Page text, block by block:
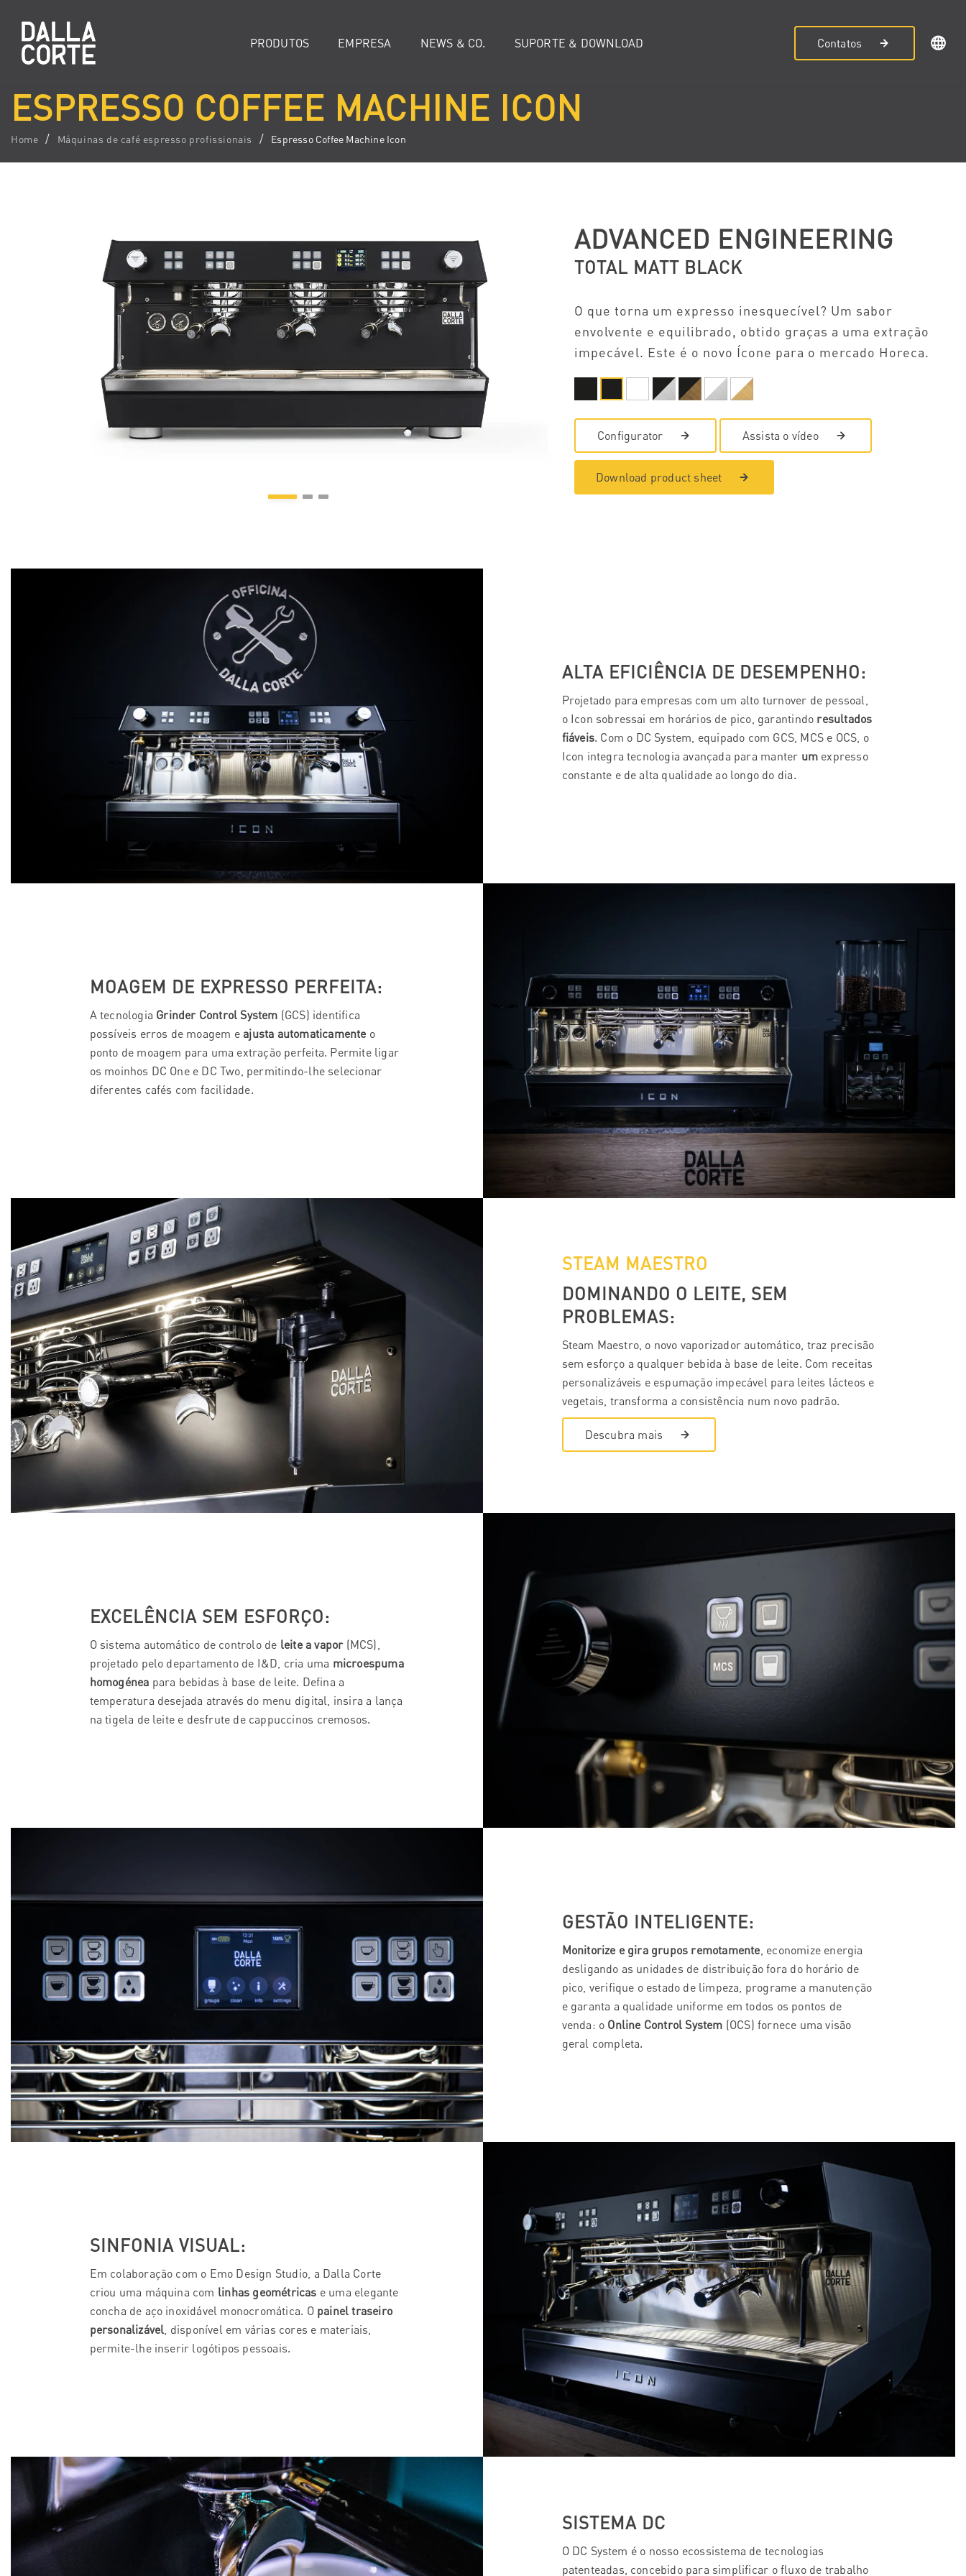
PRODUTOS EMPRESA NEWS & CO. SUPORTE & DOWNLOAD Contatos
ESPRESSO COFFEE MACHINE ICON
Home Máquinas de café espresso profissionais Espresso Coffee Machine Icon
ADVANCED ENGINEERING
TOTAL MATT BLACK
O que torna um expresso inesquecível? Um sabor
envolvente e equilibrado, obtido graças a uma extração
impecável. Este é o novo Ícone para o mercado Horeca.
Configurator Assista o vídeo
Download product sheet
ALTA EFICIÊNCIA DE DESEMPENHO:
Projetado para empresas com um alto turnover de pessoal,
o Icon sobressai em horários de pico, garantindo resultados
fiáveis. Com o DC System, equipado com GCS, MCS e OCS, o
Icon integra tecnologia avançada para manter umexpresso
constante e de alta qualidade ao longo do dia.
MOAGEM DE EXPRESSO PERFEITA:
A tecnologia Grinder Control System (GCS) identifica
possíveis erros de moagem eajusta automaticamente o
ponto de moagem para uma extração perfeita. Permite ligar
os moinhos DC One e DC Two, permitindo-lhe selecionar
diferentes cafés com facilidade.
STEAM MAESTRO
DOMINANDO O LEITE, SEM
PROBLEMAS:
Steam Maestro, o novo vaporizador automático, traz precisão
sem esforço a qualquer bebida à base de leite. Com receitas
personalizáveis e espumação impecável para leites lácteos e
vegetais, transforma a consistência num novo padrão.
Descubra mais
EXCELÊNCIA SEM ESFORÇO:
O sistema automático de controlo de leite a vapor(MCS),
projetado pelo departamento de I&D, cria uma microespuma
homogénea para bebidas à base de leite. Defina a
temperatura desejada através do menu digital, insira a lança
na tigela de leite e desfrute de cappuccinos cremosos.
GESTÃO INTELIGENTE:
Monitorize e gira grupos remotamente , economize energia
desligando as unidades de distribuição fora do horário de
pico, verifique o estado de limpeza, programe a manutenção
e garanta a qualidade uniforme em todos os pontos de
venda: o Online Control System (OCS) fornece uma visão
geral completa.
SINFONIA VISUAL:
Em colaboração com o Emo Design Studio, a Dalla Corte
criou uma máquina com linhas geométricas e uma elegante
concha de aço inoxidável monocromática. O painel traseiro
personalizável, disponível em várias cores e materiais,
permite-lhe inserir logótipos pessoais.
SISTEMA DC
O DC System é o nosso ecossistema de tecnologias
patenteadas, concebido para simplificar o fluxo de trabalho